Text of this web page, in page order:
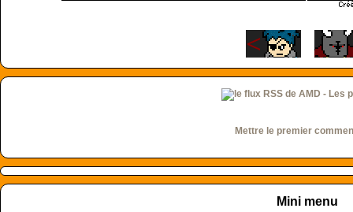
Mettre le premier
Mini menu